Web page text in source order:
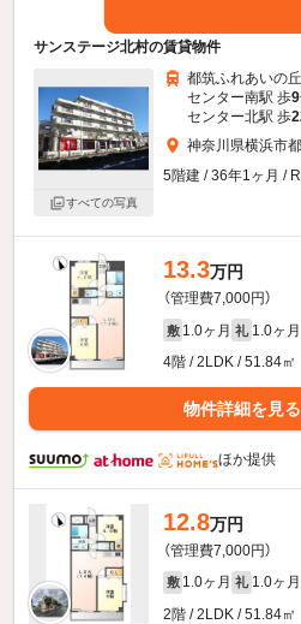
サンステージ北村の賃貸物件
すべての写真
都筑ふれあいの
センター南駅 歩9
センター北駅 歩
神奈川県横浜市
5階建 / 36年1ヶ月 /
13.3万円
（管理費7,000円）
敷 1.0ヶ月 礼 1.0ヶ月
4階 / 2LDK / 51.84㎡
物件詳細を見る
ほか提供
12.8万円
（管理費7,000円）
敷 1.0ヶ月 礼 1.0ヶ月
2階 / 2LDK / 51.84㎡